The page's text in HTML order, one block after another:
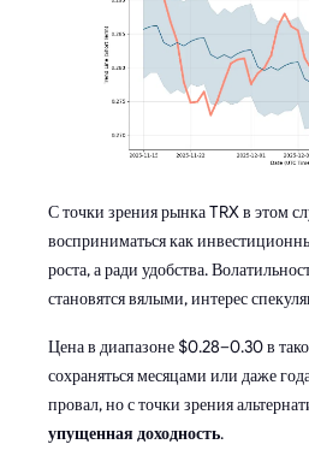
С точки зрения рынка TRX в этом
восприниматься как
роста, а ради удобства.
становятся вялыми, интерес
Цена в диапазоне $0.28–0.30 в
сохраняться месяцами или даже
провал, но с точки зрения
упущенная доходность.